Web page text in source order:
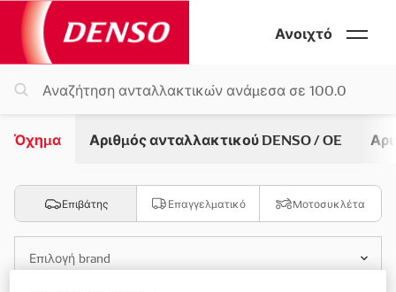
Ανοιχτό
Όχημα Αριθμός ανταλλακτικού DENSO / OE
Επιβάτης Επαγγελματικό Μοτοσυκλέτα
Επιλογή brand